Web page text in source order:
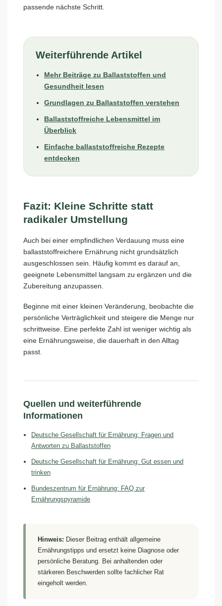
passende nächste Schritt.
Weiterführende Artikel
Mehr Beiträge zu Ballaststoffen und
Gesundheit lesen
Grundlagen zu Ballaststoffen verstehen
Ballaststoffreiche Lebensmittel im
Überblick
Einfache ballaststoffreiche Rezepte
entdecken
Fazit: Kleine Schritte statt
radikaler Umstellung
Auch bei einer empfindlichen Verdauung muss eine
ballaststoffreichere Ernährung nicht grundsätzlich
ausgeschlossen sein. Häufig kommt es darauf an,
geeignete Lebensmittel langsam zu ergänzen und die
Zubereitung anzupassen.
Beginne mit einer kleinen Veränderung, beobachte die
persönliche Verträglichkeit und steigere die Menge nur
schrittweise. Eine perfekte Zahl ist weniger wichtig als
eine Ernährungsweise, die dauerhaft in den Alltag
passt.
Quellen und weiterführende
Informationen
Deutsche Gesellschaft für Ernährung: Fragen und
Antworten zu Ballaststoffen
Deutsche Gesellschaft für Ernährung: Gut essen und
trinken
Bundeszentrum für Ernährung: FAQ zur
Ernährungspyramide
Hinweis: Dieser Beitrag enthält allgemeine
Ernährungstipps und ersetzt keine Diagnose oder
persönliche Beratung. Bei anhaltenden oder
stärkeren Beschwerden sollte fachlicher Rat
eingeholt werden.